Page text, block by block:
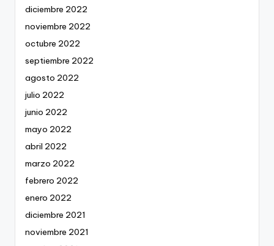
diciembre 2022
noviembre 2022
octubre 2022
septiembre 2022
agosto 2022
julio 2022
junio 2022
mayo 2022
abril 2022
marzo 2022
febrero 2022
enero 2022
diciembre 2021
noviembre 2021